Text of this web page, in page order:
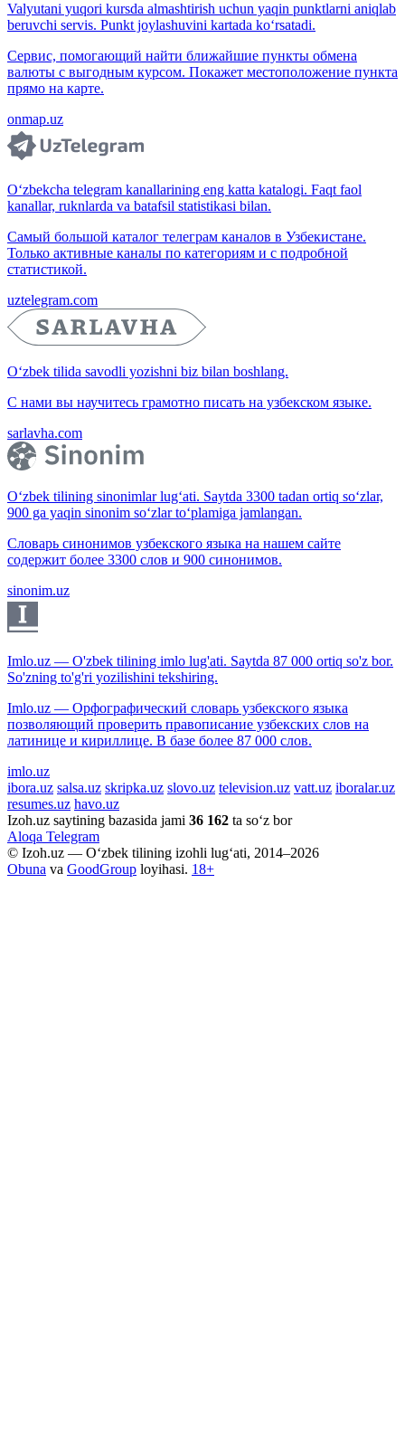
Valyutani yuqori kursda almashtirish uchun yaqin punktlarni aniqlab
beruvchi servis. Punkt joylashuvini kartada ko‘rsatadi.
Сервис, помогающий найти ближайшие пункты обмена
валюты с выгодным курсом. Покажет местоположение пункта
прямо на карте.
onmap.uz
O‘zbekcha telegram kanallarining eng katta katalogi. Faqt faol
kanallar, ruknlarda va batafsil statistikasi bilan.
Самый большой каталог телеграм каналов в Узбекистане.
Только активные каналы по категориям и с подробной
статистикой.
uztelegram.com
O‘zbek tilida savodli yozishni biz bilan boshlang.
С нами вы научитесь грамотно писать на узбекском языке.
sarlavha.com
O‘zbek tilining sinonimlar lug‘ati. Saytda 3300 tadan ortiq so‘zlar,
900 ga yaqin sinonim so‘zlar to‘plamiga jamlangan.
Словарь синонимов узбекского языка на нашем сайте
содержит более 3300 слов и 900 синонимов.
sinonim.uz
Imlo.uz — O'zbek tilining imlo lug'ati. Saytda 87 000 ortiq so'z bor.
So'zning to'g'ri yozilishini tekshiring.
Imlo.uz — Орфографический словарь узбекского языка
позволяющий проверить правописание узбекских слов на
латинице и кириллице. В базе более 87 000 слов.
imlo.uz
ibora.uz salsa.uz skripka.uz slovo.uz television.uz vatt.uz iboralar.uz
resumes.uz havo.uz
Izoh.uz saytining bazasida jami 36 162 ta so‘z bor
Aloqa Telegram
© Izoh.uz — O‘zbek tilining izohli lug‘ati, 2014–2026
Obuna va GoodGroup loyihasi. 18+